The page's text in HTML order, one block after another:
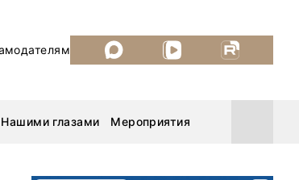
Нашими глазами Мероприятия